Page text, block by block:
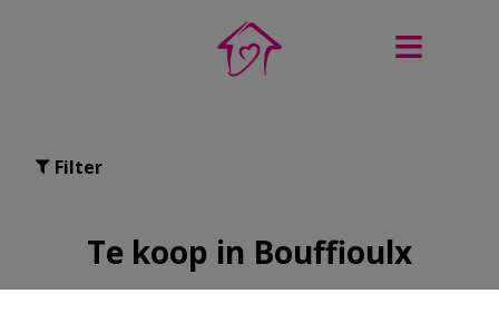
Filter
Te koop in Bouffioulx